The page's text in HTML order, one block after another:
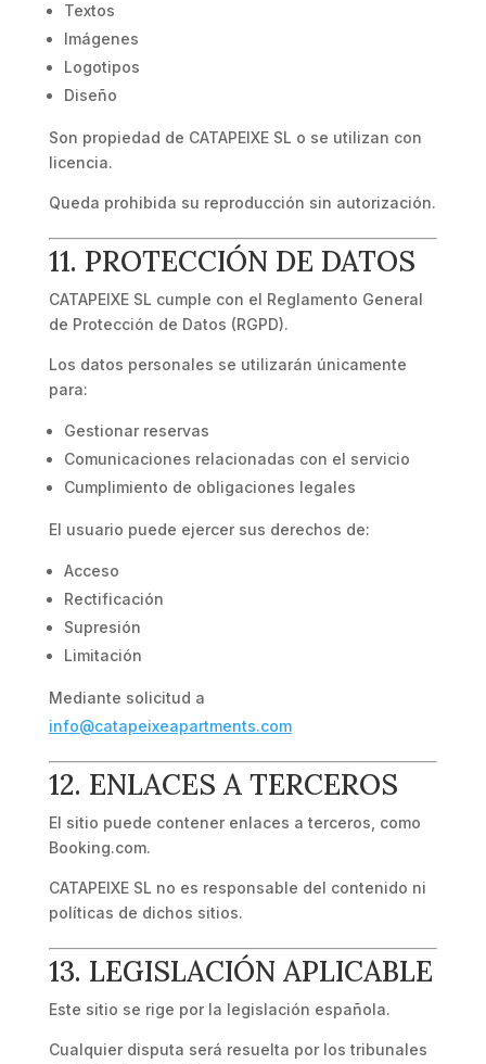
Textos
Imágenes
Logotipos
Diseño
Son propiedad de CATAPEIXE SL o se utilizan con
licencia.
Queda prohibida su reproducción sin autorización.
11. PROTECCIÓN DE DATOS
CATAPEIXE SL cumple con el Reglamento General
de Protección de Datos (RGPD).
Los datos personales se utilizarán únicamente
para:
Gestionar reservas
Comunicaciones relacionadas con el servicio
Cumplimiento de obligaciones legales
El usuario puede ejercer sus derechos de:
Acceso
Rectificación
Supresión
Limitación
Mediante solicitud a
info@catapeixeapartments.com
12. ENLACES A TERCEROS
El sitio puede contener enlaces a terceros, como
Booking.com.
CATAPEIXE SL no es responsable del contenido ni
políticas de dichos sitios.
13. LEGISLACIÓN APLICABLE
Este sitio se rige por la legislación española.
Cualquier disputa será resuelta por los tribunales